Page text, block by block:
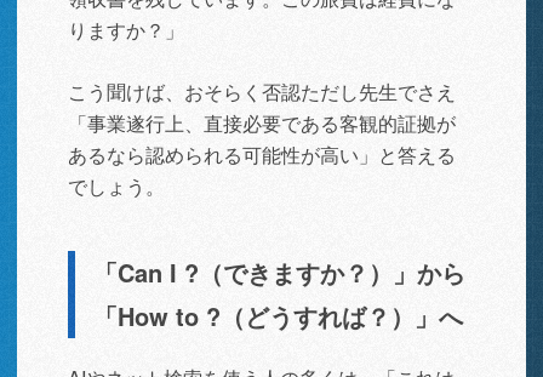
りますか？」
こう聞けば、おそらく否認ただし先生でさえ
「事業遂行上、直接必要である客観的証拠が
あるなら認められる可能性が高い」と答える
でしょう。
「Can I ?（できますか？）」から
「How to ?（どうすれば？）」へ